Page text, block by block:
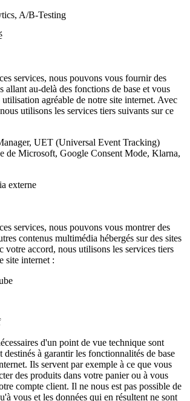
A/B-Testing
services, nous pouvons vous fournir des
allant au-delà des fonctions de base et vous
utilisation agréable de notre site internet. Avec
utilisons les services tiers suivants sur ce
UET (Universal Event Tracking)
de Microsoft, Google Consent Mode, Klarna,
externe
services, nous pouvons vous montrer des
contenus multimédia hébergés sur des sites
votre accord, nous utilisons les services tiers
site internet :
d'un point de vue technique sont
destinés à garantir les fonctionnalités de base
Ils servent par exemple à ce que vous
des produits dans votre panier ou à vous
compte client. Il ne nous est pas possible de
vous et les données qui en résultent ne sont